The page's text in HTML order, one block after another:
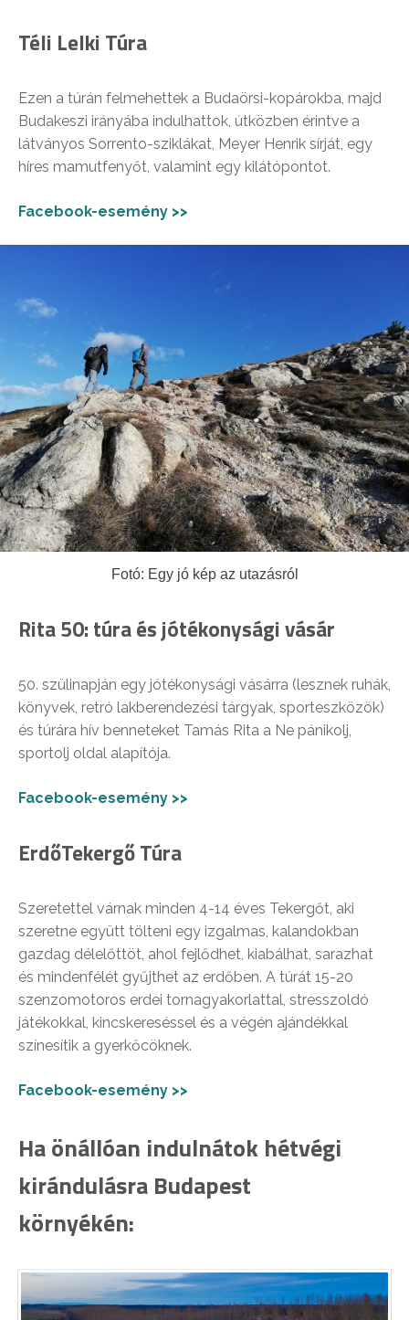
Téli Lelki Túra
Ezen a túrán felmehettek a Budaörsi-kopárokba, majd
Budakeszi irányába indulhattok, útközben érintve a
látványos Sorrento-sziklákat, Meyer Henrik sírját, egy
híres mamutfenyőt, valamint egy kilátópontot.
Facebook-esemény >>
Fotó: Egy jó kép az utazásról
Rita 50: túra és jótékonysági vásár
50. szülinapján egy jótékonysági vásárra (lesznek ruhák,
könyvek, retró lakberendezési tárgyak, sporteszközök)
és túrára hív benneteket Tamás Rita a Ne pánikolj,
sportolj oldal alapítója.
Facebook-esemény >>
ErdőTekergő Túra
Szeretettel várnak minden 4-14 éves Tekergőt, aki
szeretne együtt tölteni egy izgalmas, kalandokban
gazdag délelőttöt, ahol fejlődhet, kiabálhat, sarazhat
és mindenfélét gyűjthet az erdőben. A túrát 15-20
szenzomotoros erdei tornagyakorlattal, stresszoldó
játékokkal, kincskereséssel és a végén ajándékkal
színesítik a gyerkőcöknek.
Facebook-esemény >>
Ha önállóan indulnátok hétvégi
kirándulásra Budapest
környékén: